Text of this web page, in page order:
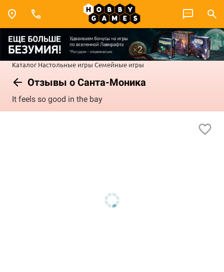
Каталог Настольные игры Семейные игры
Отзывы о Санта-Моника
It feels so good in the bay